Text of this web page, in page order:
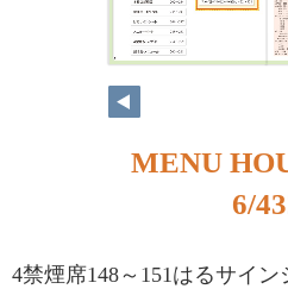
MENU
6/
4禁煙席148～151はるサイ